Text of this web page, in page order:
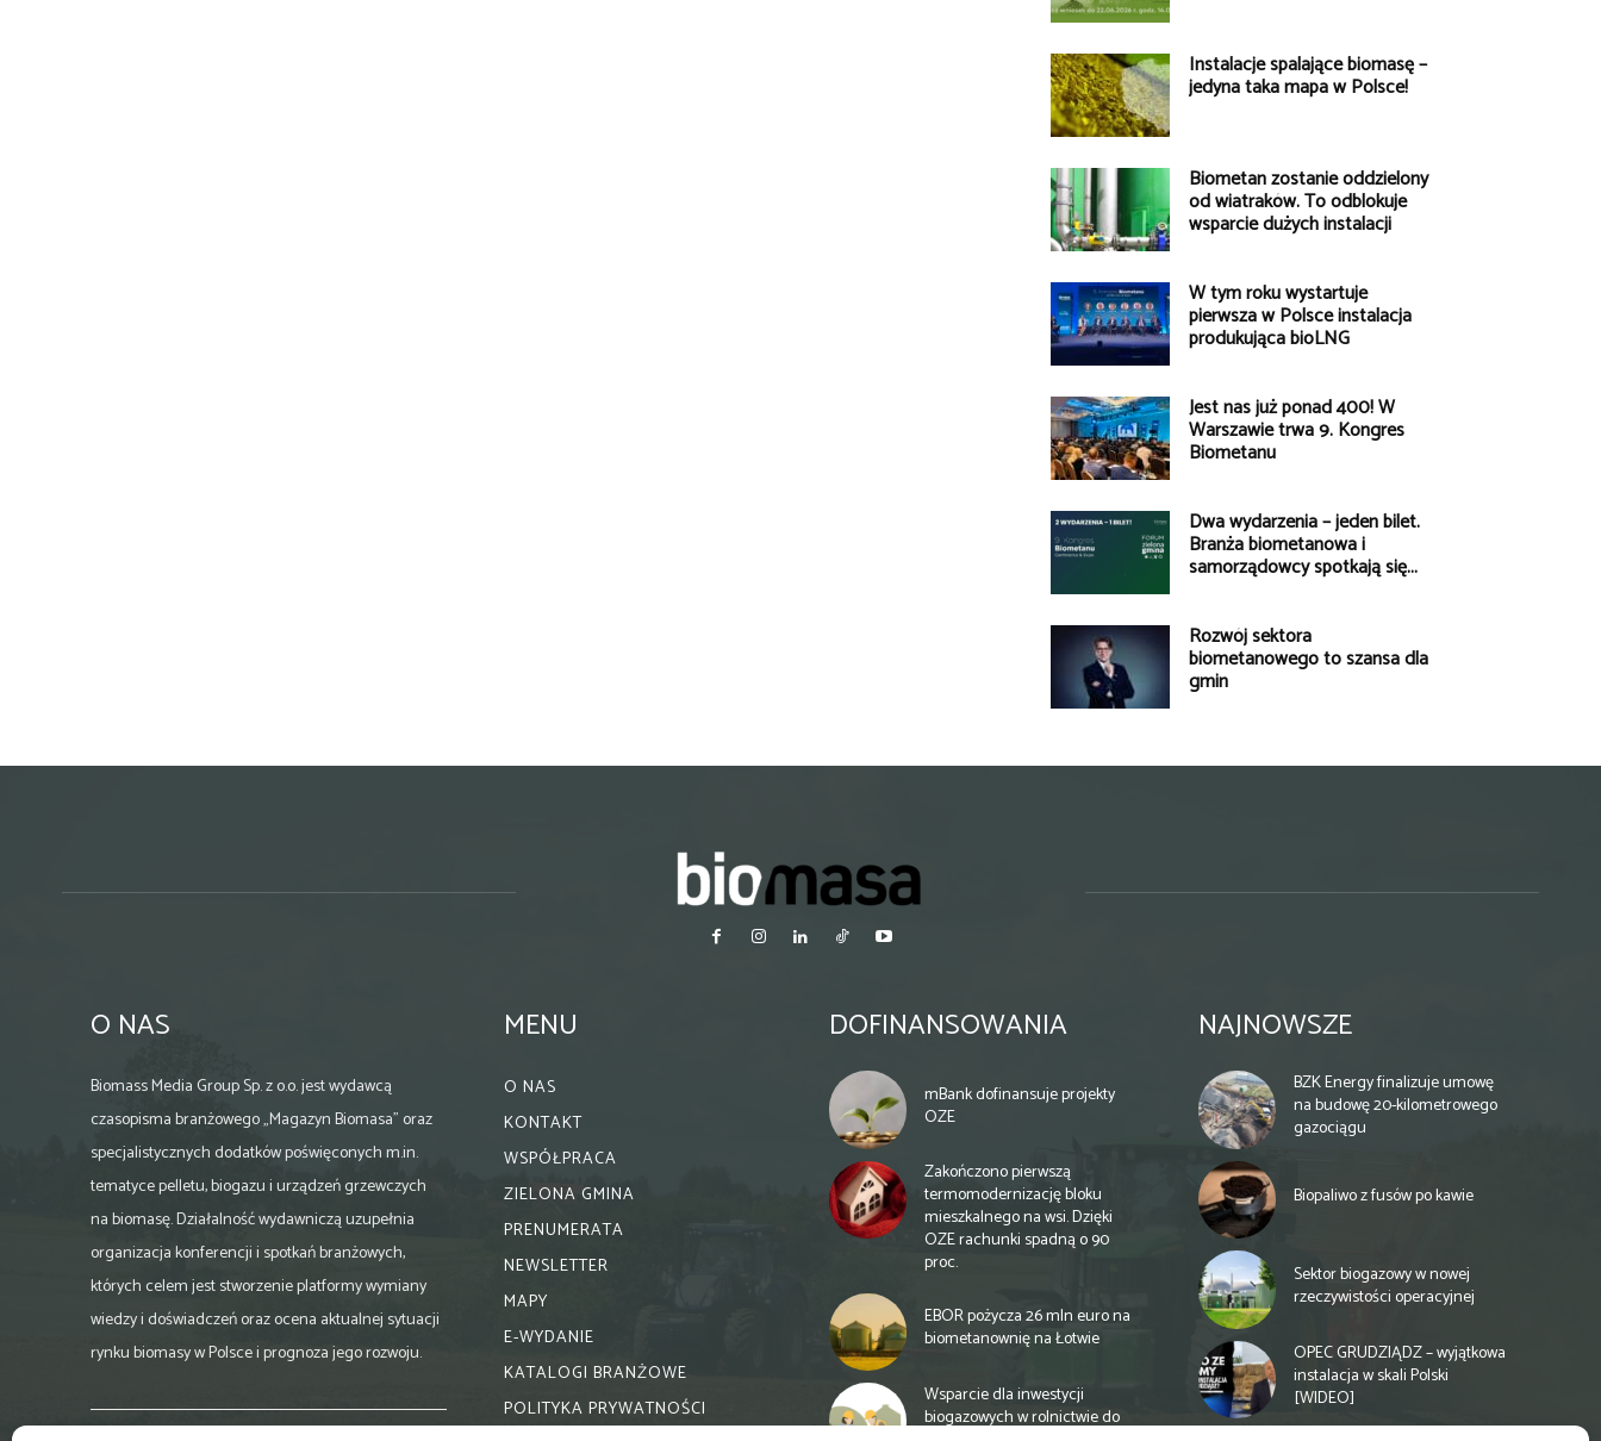
Instalacje spalające biomasę –
jedyna taka mapa w Polsce!
Biometan zostanie oddzielony
od wiatraków. To odblokuje
wsparcie dużych instalacji
W tym roku wystartuje
pierwsza w Polsce instalacja
produkująca bioLNG
Jest nas już ponad 400! W
Warszawie trwa 9. Kongres
Biometanu
Dwa wydarzenia – jeden bilet.
Branża biometanowa i
samorządowcy spotkają się...
Rozwój sektora
biometanowego to szansa dla
gmin
O NAS
Biomass Media Group Sp. z o.o. jest wydawcą
czasopisma branżowego „Magazyn Biomasa” oraz
specjalistycznych dodatków poświęconych m.in.
tematyce pelletu, biogazu i urządzeń grzewczych
na biomasę. Działalność wydawniczą uzupełnia
organizacja konferencji i spotkań branżowych,
których celem jest stworzenie platformy wymiany
wiedzy i doświadczeń oraz ocena aktualnej sytuacji
rynku biomasy w Polsce i prognoza jego rozwoju.
MENU
O NAS
KONTAKT
WSPÓŁPRACA
ZIELONA GMINA
PRENUMERATA
NEWSLETTER
MAPY
E-WYDANIE
KATALOGI BRANŻOWE
POLITYKA PRYWATNOŚCI
DOFINANSOWANIA
mBank dofinansuje projekty
OZE
Zakończono pierwszą
termomodernizację bloku
mieszkalnego na wsi. Dzięki
OZE rachunki spadną o 90
proc.
EBOR pożycza 26 mln euro na
biometanownię na Łotwie
Wsparcie dla inwestycji
biogazowych w rolnictwie do
NAJNOWSZE
BZK Energy finalizuje umowę
na budowę 20-kilometrowego
gazociągu
Biopaliwo z fusów po kawie
Sektor biogazowy w nowej
rzeczywistości operacyjnej
OPEC GRUDZIĄDZ – wyjątkowa
instalacja w skali Polski
[WIDEO]